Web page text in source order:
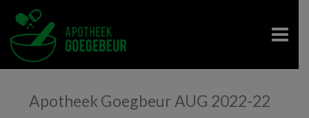
Apotheek Goegbeur AUG 2022-22